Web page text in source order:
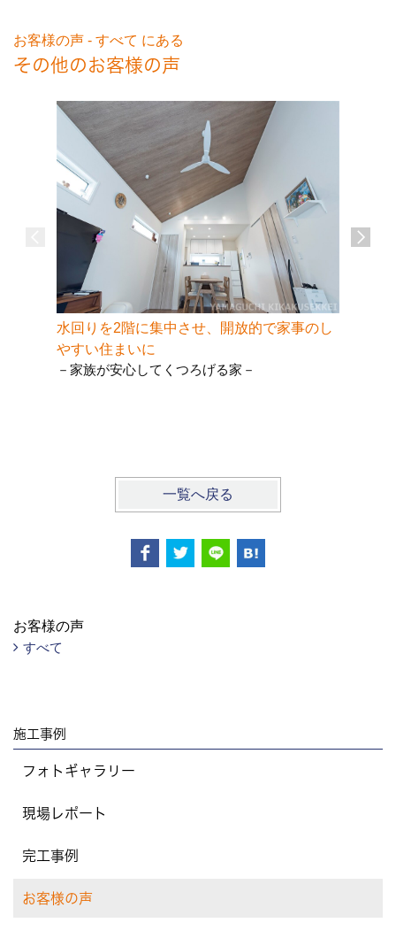
お客様の声 - すべて にある
その他のお客様の声
水回りを2階に集中させ、開放的で家事のし
やすい住まいに
－家族が安心してくつろげる家－
一覧へ戻る
お客様の声
すべて
施工事例
フォトギャラリー
現場レポート
完工事例
お客様の声